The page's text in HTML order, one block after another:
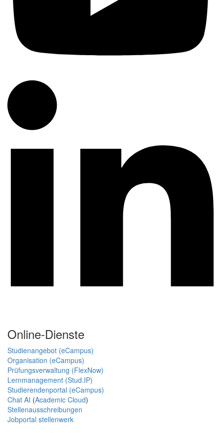
Online-Dienste
Studienangebot (eCampus)
Organisation (eCampus)
Prüfungsverwaltung (FlexNow)
Lernmanagement (Stud.IP)
Studierendenportal (eCampus)
Chat AI (Academic Cloud)
Stellenausschreibungen
Jobportal stellenwerk